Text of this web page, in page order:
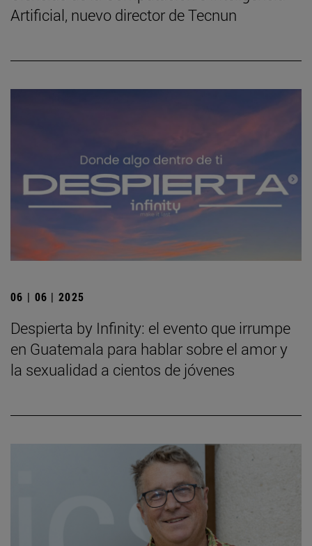
Artificial, nuevo director de Tecnun
06 | 06 | 2025
Despierta by Infinity: el evento que irrumpe
en Guatemala para hablar sobre el amor y
la sexualidad a cientos de jóvenes